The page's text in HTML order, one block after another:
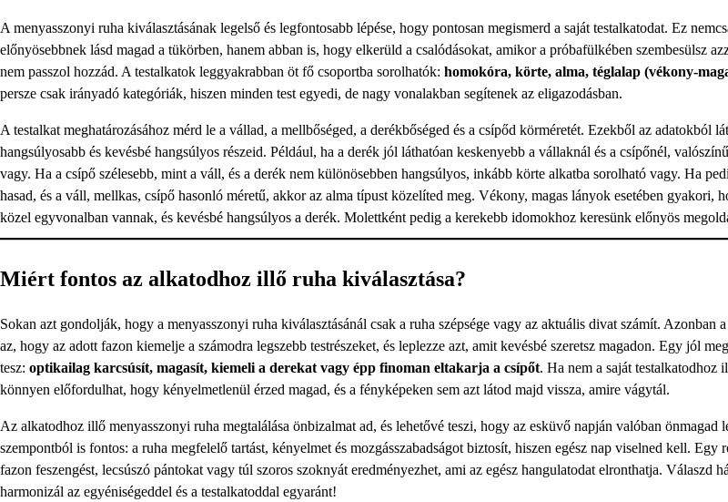
A menyasszonyi ruha kiválasztásának legelső és legfontosabb lépése, hogy pontosan megismerd a saját testalkatodat. Ez
előnyösebbnek lásd magad a tükörben, hanem abban is, hogy elkerüld a csalódásokat, amikor a próbafülkében szembesülsz
nem passzol hozzád. A testalkatok leggyakrabban öt fő csoportba sorolhatók: homokóra, körte, alma, téglalap (vékony-
persze csak irányadó kategóriák, hiszen minden test egyedi, de nagy vonalakban segítenek az eligazodásban.
A testalkat meghatározásához mérd le a vállad, a mellbőséged, a derékbőséged és a csípőd körméretét. Ezekből az adatokból
hangsúlyosabb és kevésbé hangsúlyos részeid. Például, ha a derék jól láthatóan keskenyebb a vállaknál és a csípőnél,
vagy. Ha a csípő szélesebb, mint a váll, és a derék nem különösebben hangsúlyos, inkább körte alkatba sorolható vagy. Ha
hasad, és a váll, mellkas, csípő hasonló méretű, akkor az alma típust közelíted meg. Vékony, magas lányok esetében gyakori,
közel egyvonalban vannak, és kevésbé hangsúlyos a derék. Molettként pedig a kerekebb idomokhoz keresünk előnyös
Miért fontos az alkatodhoz illő ruha kiválasztása?
Sokan azt gondolják, hogy a menyasszonyi ruha kiválasztásánál csak a ruha szépsége vagy az aktuális divat számít. Azonban
az, hogy az adott fazon kiemelje a számodra legszebb testrészeket, és leplezze azt, amit kevésbé szeretsz magadon. Egy jól
tesz: optikailag karcsúsít, magasít, kiemeli a derekat vagy épp finoman eltakarja a csípőt. Ha nem a saját testalkatodhoz
könnyen előfordulhat, hogy kényelmetlenül érzed magad, és a fényképeken sem azt látod majd vissza, amire vágytál.
Az alkatodhoz illő menyasszonyi ruha megtalálása önbizalmat ad, és lehetővé teszi, hogy az esküvő napján valóban önmagad
szempontból is fontos: a ruha megfelelő tartást, kényelmet és mozgásszabadságot biztosít, hiszen egész nap viselned kell. Egy
fazon feszengést, lecsúszó pántokat vagy túl szoros szoknyát eredményezhet, ami az egész hangulatodat elronthatja. Válaszd
harmonizál az egyéniségeddel és a testalkatoddal egyaránt!